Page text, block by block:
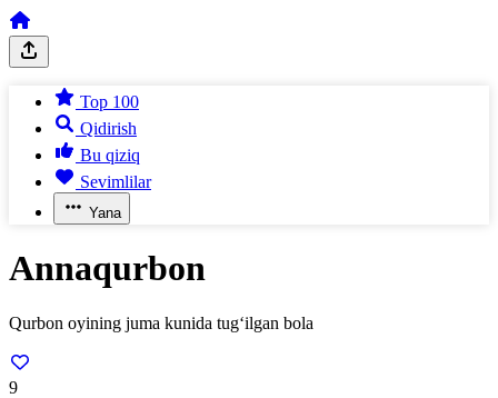
Top 100
Qidirish
Bu qiziq
Sevimlilar
Yana
Annaqurbon
Qurbon oyining juma kunida tug‘ilgan bola
9